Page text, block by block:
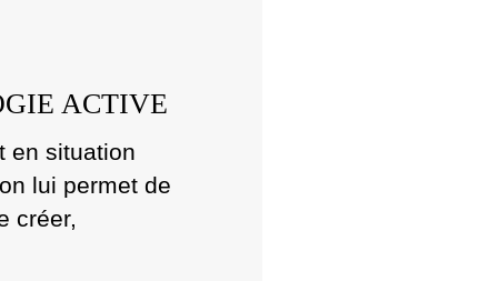
ACTIVE
en situation
lui permet de
créer,